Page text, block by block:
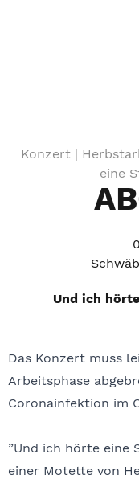
Konzert |
eine
Und ich
Das Konzert muss
Arbeitsphase
Coronainfektion im
”Und ich hörte eine
einer Motette von